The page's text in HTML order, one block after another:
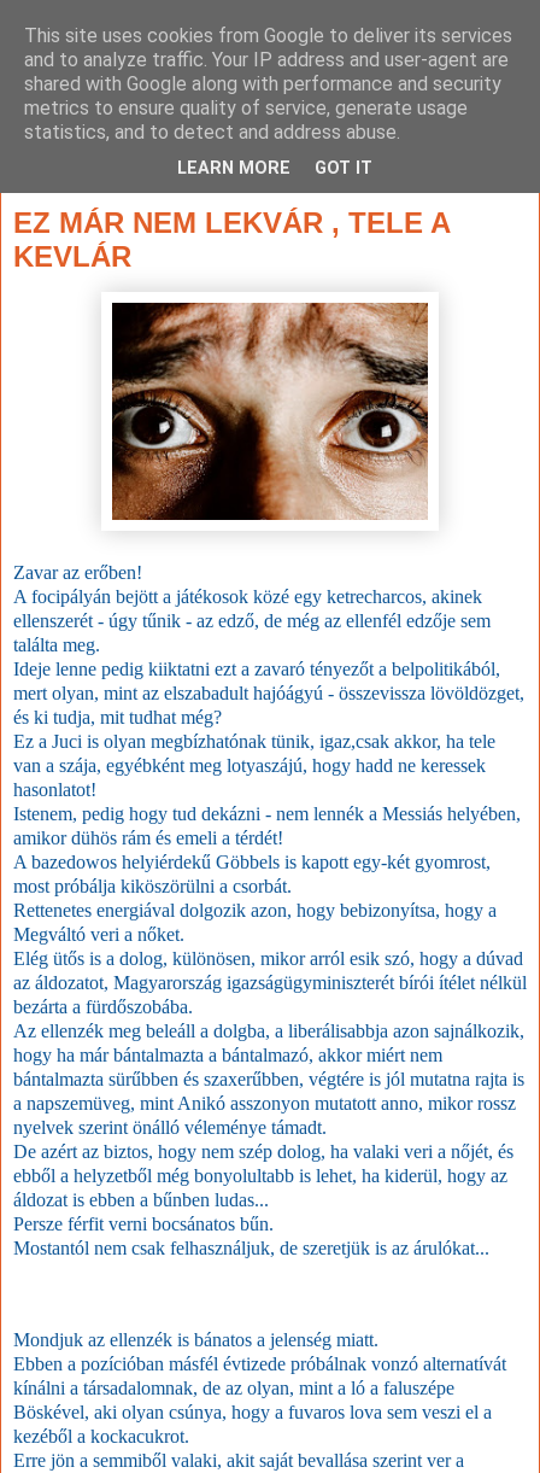
EZ MÁR NEM LEKVÁR , TELE A
KEVLÁR
Zavar az erőben!
A focipályán bejött a játékosok közé egy ketrecharcos, akinek
ellenszerét - úgy tűnik - az edző, de még az ellenfél edzője sem
találta meg.
Ideje lenne pedig kiiktatni ezt a zavaró tényezőt a belpolitikából,
mert olyan, mint az elszabadult hajóágyú - összevissza lövöldözget,
és ki tudja, mit tudhat még?
Ez a Juci is olyan megbízhatónak tünik, igaz,csak akkor, ha tele
van a szája, egyébként meg lotyaszájú, hogy hadd ne keressek
hasonlatot!
Istenem, pedig hogy tud dekázni - nem lennék a Messiás helyében,
amikor dühös rám és emeli a térdét!
A bazedowos helyiérdekű Göbbels is kapott egy-két gyomrost,
most próbálja kiköszörülni a csorbát.
Rettenetes energiával dolgozik azon, hogy bebizonyítsa, hogy a
Megváltó veri a nőket.
Elég ütős is a dolog, különösen, mikor arról esik szó, hogy a dúvad
az áldozatot, Magyarország igazságügyminiszterét bírói ítélet nélkül
bezárta a fürdőszobába.
Az ellenzék meg beleáll a dolgba, a liberálisabbja azon sajnálkozik,
hogy ha már bántalmazta a bántalmazó, akkor miért nem
bántalmazta sürűbben és szaxerűbben, végtére is jól mutatna rajta is
a napszemüveg, mint Anikó asszonyon mutatott anno, mikor rossz
nyelvek szerint önálló véleménye támadt.
De azért az biztos, hogy nem szép dolog, ha valaki veri a nőjét, és
ebből a helyzetből még bonyolultabb is lehet, ha kiderül, hogy az
áldozat is ebben a bűnben ludas...
Persze férfit verni bocsánatos bűn.
Mostantól nem csak felhasználjuk, de szeretjük is az árulókat...
Mondjuk az ellenzék is bánatos a jelenség miatt.
Ebben a pozícióban másfél évtizede próbálnak vonzó alternatívát
kínálni a társadalomnak, de az olyan, mint a ló a faluszépe
Böskével, aki olyan csúnya, hogy a fuvaros lova sem veszi el a
kezéből a kockacukrot.
Erre jön a semmiből valaki, akit saját bevallása szerint ver a
This site uses cookies from Google to deliver its services
and to analyze traffic. Your IP address and user-agent are
shared with Google along with performance and security
metrics to ensure quality of service, generate usage
statistics, and to detect and address abuse.
LEARN MORE GOT IT